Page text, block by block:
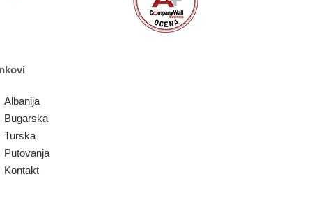
Albanija
Bugarska
Turska
Putovanja
Kontakt